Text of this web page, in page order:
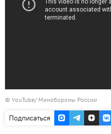
© YouTube/ Минобороны России
Подписаться